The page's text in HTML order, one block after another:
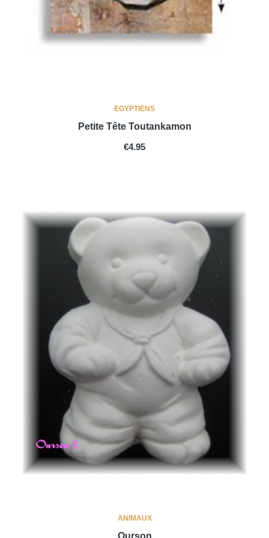
EGYPTIENS
Petite Tête Toutankamon
PRICE
€4.95
ANIMAUX
Ourson